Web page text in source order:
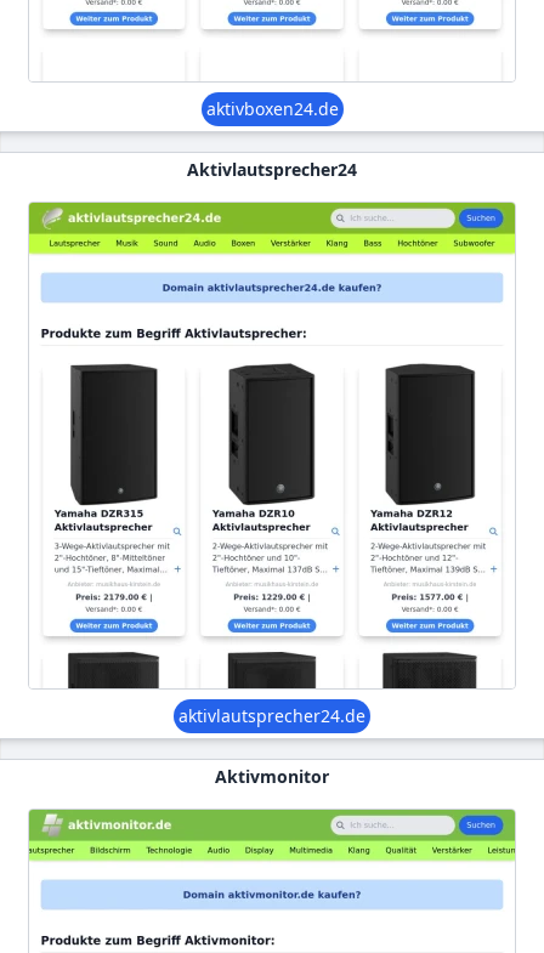
aktivboxen24.de
Aktivlautsprecher24
aktivlautsprecher24.de
Aktivmonitor